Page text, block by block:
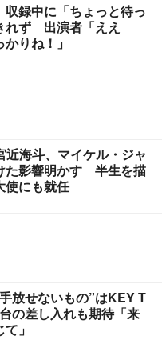
収録中に「ちょっと待っ
ず 出演者「ええ
りね！」
海斗、マイケル・ジャ
た影響明かす 半生を描
使にも就任
放せないもの”はKEY T
の差し入れも期待「来
」